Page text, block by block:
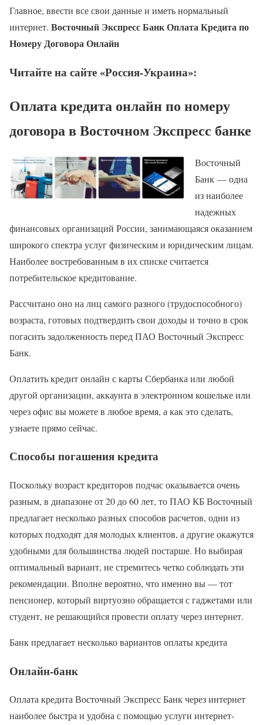
Главное, ввести все свои данные и иметь нормальный
интернет. Восточный Экспресс Банк Оплата Кредита по
Номеру Договора Онлайн
Читайте на сайте «Россия-Украина»:
Оплата кредита онлайн по номеру
договора в Восточном Экспресс банке
Восточный
Банк — одна
из наиболее
надежных
финансовых организаций России, занимающаяся оказанием
широкого спектра услуг физическим и юридическим лицам.
Наиболее востребованным в их списке считается
потребительское кредитование.
Рассчитано оно на лиц самого разного (трудоспособного)
возраста, готовых подтвердить свои доходы и точно в срок
погасить задолженность перед ПАО Восточный Экспресс
Банк.
Оплатить кредит онлайн с карты Сбербанка или любой
другой организации, аккаунта в электронном кошельке или
через офис вы можете в любое время, а как это сделать,
узнаете прямо сейчас.
Способы погашения кредита
Поскольку возраст кредиторов подчас оказывается очень
разным, в диапазоне от 20 до 60 лет, то ПАО КБ Восточный
предлагает несколько разных способов расчетов, одни из
которых подходят для молодых клиентов, а другие окажутся
удобными для большинства людей постарше. Но выбирая
оптимальный вариант, не стремитесь четко соблюдать эти
рекомендации. Вполне вероятно, что именно вы — тот
пенсионер, который виртуозно обращается с гаджетами или
студент, не решающийся провести оплату через интернет.
Банк предлагает несколько вариантов оплаты кредита
Онлайн-банк
Оплата кредита Восточный Экспресс Банк через интернет
наиболее быстра и удобна с помощью услуги интернет-